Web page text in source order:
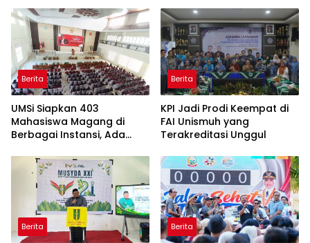
Berita
UMSi Siapkan 403
Mahasiswa Magang di
Berbagai Instansi, Ada
Taiwan
Berita
KPI Jadi Prodi Keempat di
FAI Unismuh yang
Terakreditasi Unggul
Berita Berita